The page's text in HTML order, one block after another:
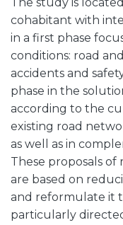
cohabitant with
in a first phase
conditions: road
accidents and
phase in the
according to the
existing road
as well as in
These proposals
are based on
and reformulate it
particularly